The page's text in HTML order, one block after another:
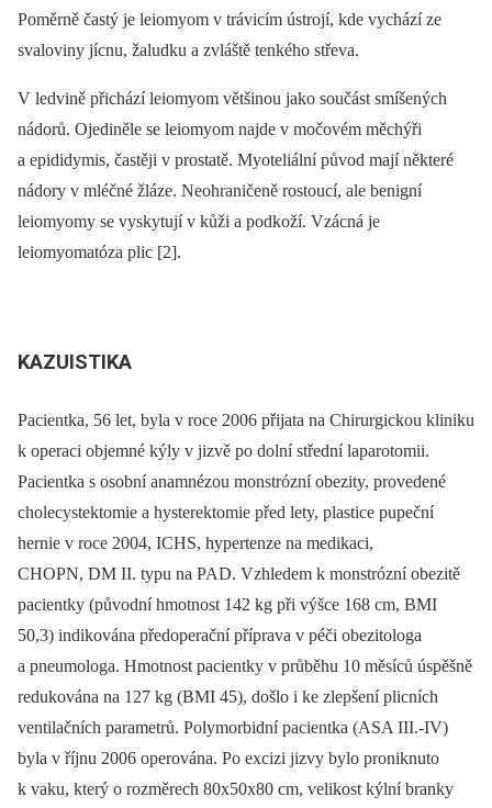
Poměrně častý je leiomyom v trávicím ústrojí, kde vychází ze
svaloviny jícnu, žaludku a zvláště tenkého střeva.
V ledvině přichází leiomyom většinou jako součást smíšených
nádorů. Ojediněle se leiomyom najde v močovém měchýři
a epididymis, častěji v prostatě. Myoteliální původ mají některé
nádory v mléčné žláze. Neohraničeně rostoucí, ale benigní
leiomyomy se vyskytují v kůži a podkoží. Vzácná je
leiomyomatóza plic [2].
KAZUISTIKA
Pacientka, 56 let, byla v roce 2006 přijata na Chirurgickou kliniku
k operaci objemné kýly v jizvě po dolní střední laparotomii.
Pacientka s osobní anamnézou monstrózní obezity, provedené
cholecystektomie a hysterektomie před lety, plastice pupeční
hernie v roce 2004, ICHS, hypertenze na medikaci,
CHOPN, DM II. typu na PAD. Vzhledem k monstrózní obezitě
pacientky (původní hmotnost 142 kg při výšce 168 cm, BMI
50,3) indikována předoperační příprava v péči obezitologa
a pneumologa. Hmotnost pacientky v průběhu 10 měsíců úspěšně
redukována na 127 kg (BMI 45), došlo i ke zlepšení plicních
ventilačních parametrů. Polymorbidní pacientka (ASA III.-IV)
byla v říjnu 2006 operována. Po excizi jizvy bylo proniknuto
k vaku, který o rozměrech 80x50x80 cm, velikost kýlní branky